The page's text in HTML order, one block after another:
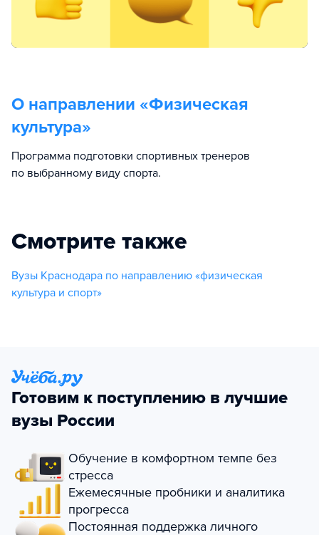
О направлении «Физическая
культура»
Программа подготовки спортивных тренеров
по выбранному виду спорта.
Смотрите также
Вузы Краснодара по направлению «физическая
культура и спорт»
Готовим к поступлению в лучшие
вузы России
Обучение в комфортном темпе без
стресса
Ежемесячные пробники и аналитика
прогресса
Постоянная поддержка личного